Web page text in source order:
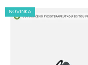
NOVINKA